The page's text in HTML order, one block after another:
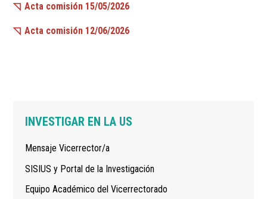
Acta comisión 15/05/2026
Acta comisión 12/06/2026
Navegación
INVESTIGAR EN LA US
Mensaje Vicerrector/a
SISIUS y Portal de la Investigación
Equipo Académico del Vicerrectorado